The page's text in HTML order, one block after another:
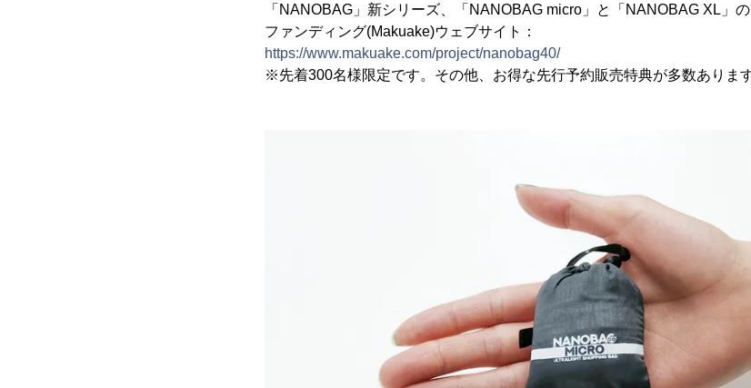
「NANOBAG」新シリーズ、「NANOBAG micro」と「NANOBAG XL」
ファンディング(Makuake)ウェブサイト：
https://www.makuake.com/project/nanobag40/
※先着300名様限定です。その他、お得な先行予約販売特典が多数あります